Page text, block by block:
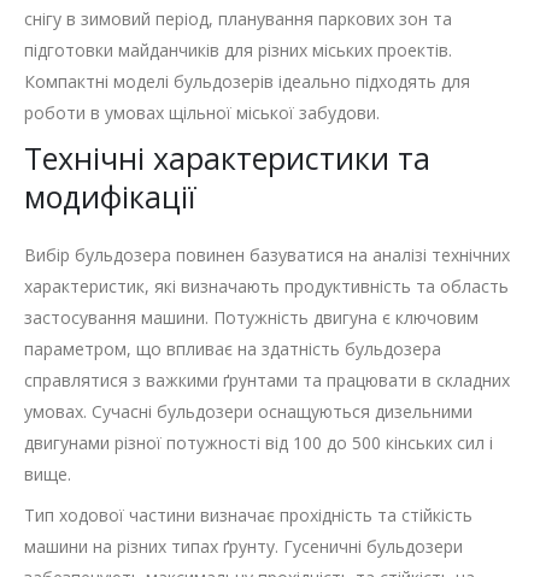
снігу в зимовий період, планування паркових зон та
підготовки майданчиків для різних міських проектів.
Компактні моделі бульдозерів ідеально підходять для
роботи в умовах щільної міської забудови.
Технічні характеристики та
модифікації
Вибір бульдозера повинен базуватися на аналізі технічних
характеристик, які визначають продуктивність та область
застосування машини. Потужність двигуна є ключовим
параметром, що впливає на здатність бульдозера
справлятися з важкими ґрунтами та працювати в складних
умовах. Сучасні бульдозери оснащуються дизельними
двигунами різної потужності від 100 до 500 кінських сил і
вище.
Тип ходової частини визначає прохідність та стійкість
машини на різних типах ґрунту. Гусеничні бульдозери